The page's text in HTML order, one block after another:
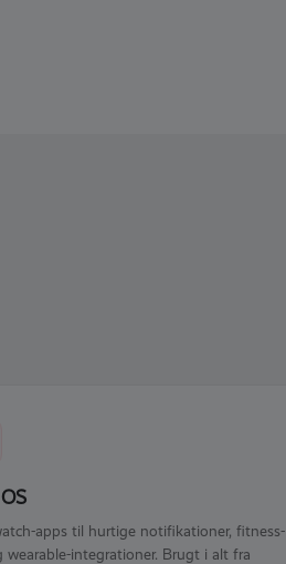
apps til hurtige notifikationer, fitness-
wearable-integrationer. Brugt i alt fra